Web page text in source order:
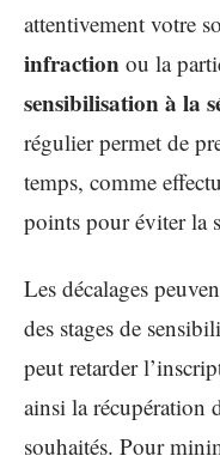
attentivement votre
infraction ou la
sensibilisation à la
régulier permet de
temps, comme
points pour éviter la
Les décalages
des stages de
peut retarder
ainsi la récupération
souhaités. Pour